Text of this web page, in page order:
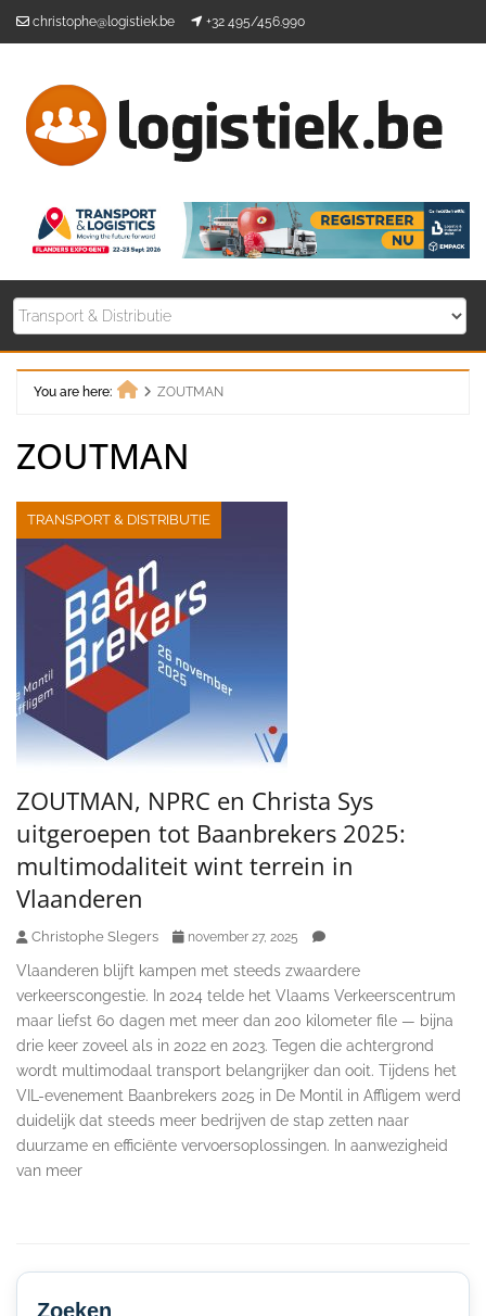
christophe@logistiek.be +32 495/456.990
You are here:
ZOUTMAN
ZOUTMAN
TRANSPORT & DISTRIBUTIE
ZOUTMAN, NPRC en Christa Sys
uitgeroepen tot Baanbrekers 2025:
multimodaliteit wint terrein in
Vlaanderen
Christophe Slegers november 27, 2025
Vlaanderen blijft kampen met steeds zwaardere
verkeerscongestie. In 2024 telde het Vlaams Verkeerscentrum
maar liefst 60 dagen met meer dan 200 kilometer file — bijna
drie keer zoveel als in 2022 en 2023. Tegen die achtergrond
wordt multimodaal transport belangrijker dan ooit. Tijdens het
VIL-evenement Baanbrekers 2025 in De Montil in Affligem werd
duidelijk dat steeds meer bedrijven de stap zetten naar
duurzame en efficiënte vervoersoplossingen. In aanwezigheid
van meer
Secondary
Sidebar
Zoeken